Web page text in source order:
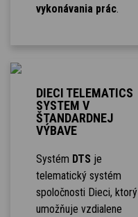
vykonávania prác.
DIECI TELEMATICS
SYSTEM V
ŠTANDARDNEJ
VÝBAVE
Systém DTS je
telematický systém
spoločnosti Dieci, ktorý
umožňuje vzdialene